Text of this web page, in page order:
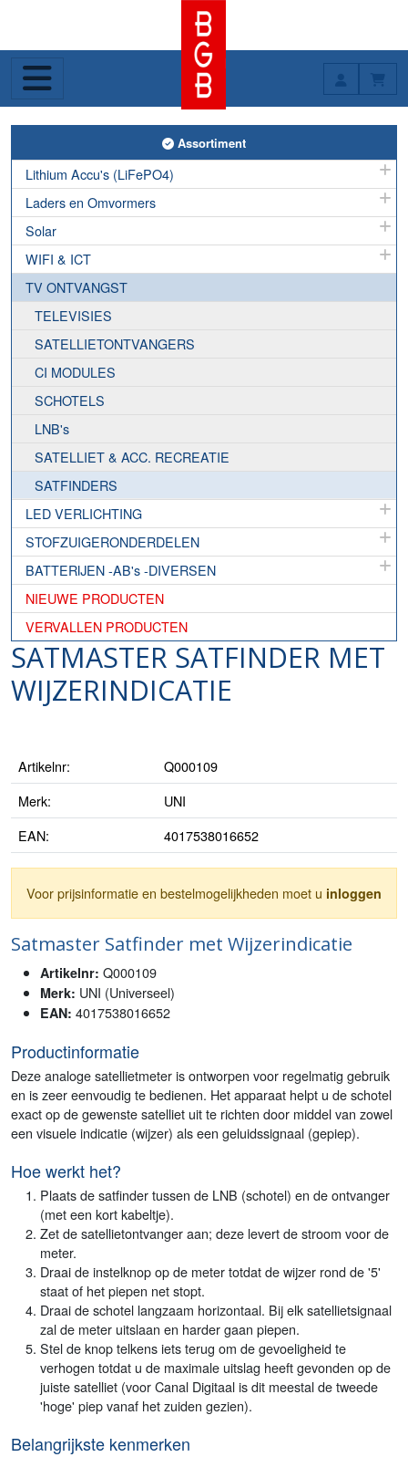
Toggle Assortiment
Assortiment
Lithium Accu's (LiFePO4)
Laders en Omvormers
Solar
WIFI & ICT
TV ONTVANGST
TELEVISIES
SATELLIETONTVANGERS
CI MODULES
SCHOTELS
LNB's
SATELLIET & ACC. RECREATIE
SATFINDERS
LED VERLICHTING
STOFZUIGERONDERDELEN
BATTERIJEN -AB's -DIVERSEN
NIEUWE PRODUCTEN
VERVALLEN PRODUCTEN
SATMASTER SATFINDER MET
WIJZERINDICATIE
Artikelnr:
Q000109
Merk:
UNI
EAN:
4017538016652
Voor prijsinformatie en bestelmogelijkheden moet u inloggen
Satmaster Satfinder met Wijzerindicatie
Artikelnr: Q000109
Merk: UNI (Universeel)
EAN: 4017538016652
Productinformatie
Deze analoge satellietmeter is ontworpen voor regelmatig gebruik
en is zeer eenvoudig te bedienen. Het apparaat helpt u de schotel
exact op de gewenste satelliet uit te richten door middel van zowel
een visuele indicatie (wijzer) als een geluidssignaal (gepiep).
Hoe werkt het?
Plaats de satfinder tussen de LNB (schotel) en de ontvanger
(met een kort kabeltje).
Zet de satellietontvanger aan; deze levert de stroom voor de
meter.
Draai de instelknop op de meter totdat de wijzer rond de '5'
staat of het piepen net stopt.
Draai de schotel langzaam horizontaal. Bij elk satellietsignaal
zal de meter uitslaan en harder gaan piepen.
Stel de knop telkens iets terug om de gevoeligheid te
verhogen totdat u de maximale uitslag heeft gevonden op de
juiste satelliet (voor Canal Digitaal is dit meestal de tweede
'hoge' piep vanaf het zuiden gezien).
Belangrijkste kenmerken